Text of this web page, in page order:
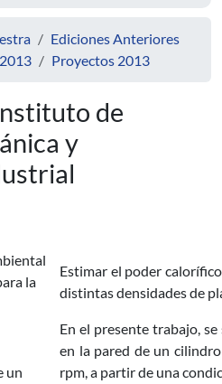
Ediciones Anteriores
Proyectos 2013
de
y
la
Estimar el poder
distintas densidades de
un
En el presente trabajo,
en la pared de un
rpm, a partir de una